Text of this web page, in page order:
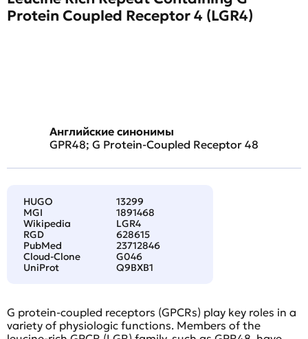
Protein Coupled Receptor 4 (LGR4)
Английские синонимы
GPR48; G Protein-Coupled Receptor 48
HUGO
13299
MGI
1891468
Wikipedia
LGR4
RGD
628615
PubMed
23712846
Cloud-Clone
G046
UniProt
Q9BXB1
G protein-coupled receptors (GPCRs) play key roles in a
variety of physiologic functions. Members of the